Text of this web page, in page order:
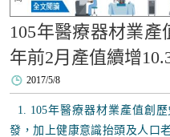
105年醫療器材業
年前2月產值續增
2017/5/8
1. 105年醫療器材業產值創
發，加上健康意識抬頭及人口